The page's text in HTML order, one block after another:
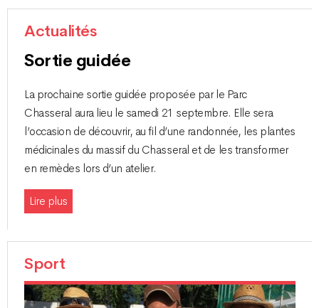
Actualités
Sortie guidée
La prochaine sortie guidée proposée par le Parc
Chasseral aura lieu le samedi 21 septembre. Elle sera
l’occasion de découvrir, au fil d’une randonnée, les plantes
médicinales du massif du Chasseral et de les transformer
en remèdes lors d’un atelier.
Lire plus
Sport